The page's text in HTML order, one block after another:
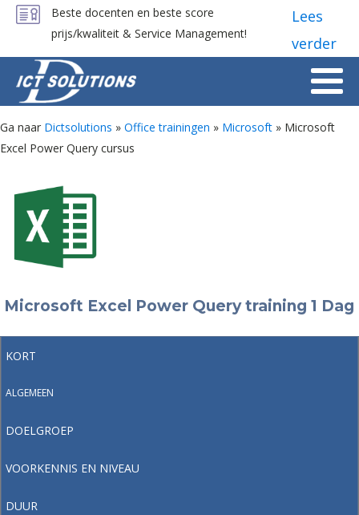
Beste docenten en beste score
prijs/kwaliteit & Service Management!
Lees
verder
Ga naar Dictsolutions » Office trainingen » Microsoft » Microsoft
Excel Power Query cursus
Microsoft Excel Power Query training 1 Dag
KORT
ALGEMEEN
DOELGROEP
VOORKENNIS EN NIVEAU
DUUR